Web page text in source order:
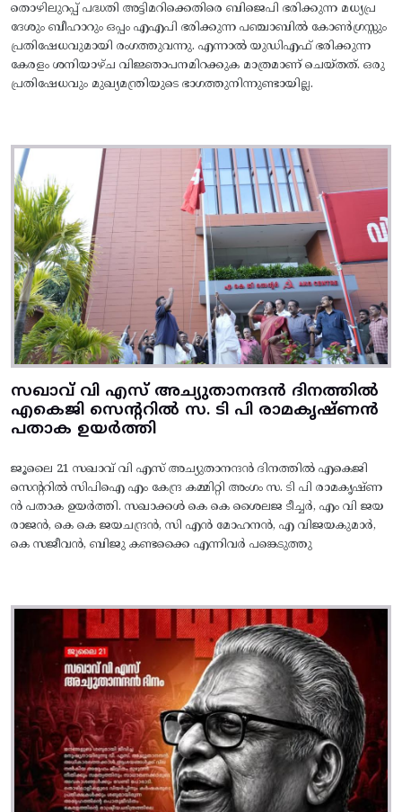
തൊഴിലുറപ്പ് പദ്ധതി അട്ടിമറിക്കെതിരെ ബിജെപി ഭരിക്കുന്ന മധ്യപ്ര
ദേശും ബീഹാറും ഒപ്പം എഎപി ഭരിക്കുന്ന പഞ്ചാബിൽ കോൺഗ്രസ്സും
പ്രതിഷേധവുമായി രംഗത്തുവന്നു. എന്നാൽ യുഡിഎഫ് ഭരിക്കുന്ന
കേരളം ശനിയാഴ്ച വിജ്ഞാപനമിറക്കുക മാത്രമാണ് ചെയ്തത്. ഒരു
പ്രതിഷേധവും മുഖ്യമന്ത്രിയുടെ ഭാഗത്തുനിന്നുണ്ടായില്ല.
സഖാവ് വി എസ് അച്യുതാനന്ദൻ ദിനത്തിൽ
എകെജി സെന്ററിൽ സ. ടി പി രാമകൃഷ്‌ണൻ
പതാക ഉയർത്തി
ജൂലൈ 21 സഖാവ് വി എസ് അച്യുതാനന്ദൻ ദിനത്തിൽ എകെജി
സെന്ററിൽ സിപിഐ എം കേന്ദ്ര കമ്മിറ്റി അംഗം സ. ടി പി രാമകൃഷ്‌ണ
ൻ പതാക ഉയർത്തി. സഖാക്കൾ കെ കെ ശൈലജ ടീച്ചർ, എം വി ജയ
രാജൻ, കെ കെ ജയചന്ദ്രൻ, സി എൻ മോഹനൻ, എ വിജയകുമാർ,
കെ സജീവൻ, ബിജു കണ്ടക്കൈ എന്നിവർ പങ്കെടുത്തു